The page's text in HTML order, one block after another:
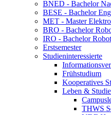
BNED - Bachelor
BESE - Bachelor
MET - Master
BRO - Bachelor
IRO - Bachelor
Erstsemester
Studieninteressierte
Frühstudium
Kooperatives
Leben &
THWS